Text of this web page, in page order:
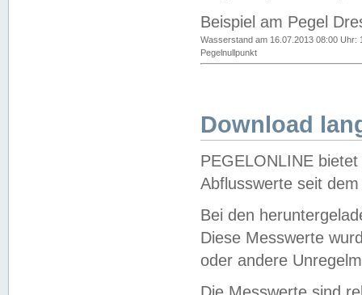
Beispiel am Pegel
Wasserstand am 16.07.2013 08:00 Uhr:
Pegelnullpunkt
Download
PEGELONLINE
Abflusswerte seit
Bei den
Diese Messwerte
oder andere